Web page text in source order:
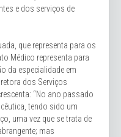
e dos serviços de
que representa para os
Médico representa para
da especialidade em
dos Serviços
“No ano passado
tendo sido um
uma vez que se trata de
mas